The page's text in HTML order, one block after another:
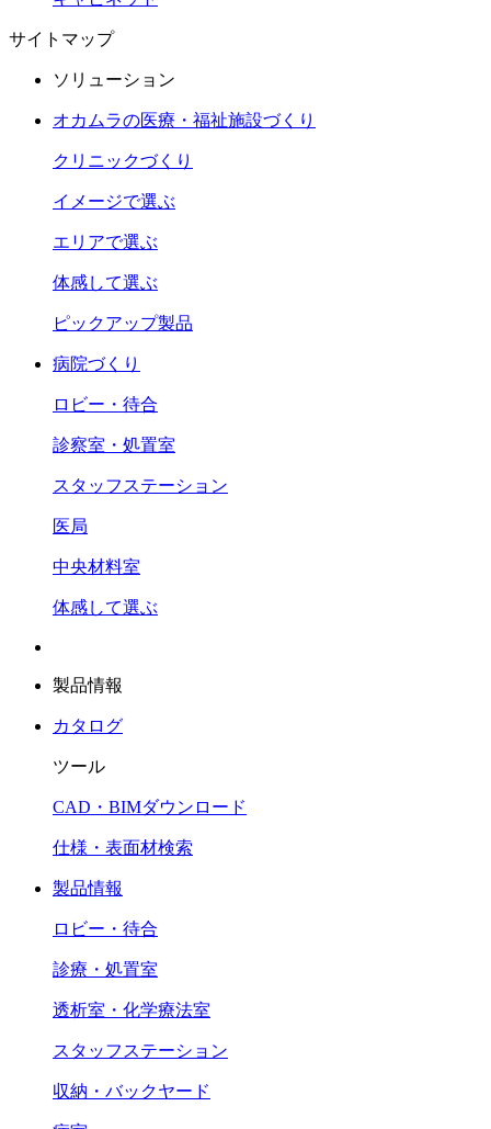
サイトマップ
ソリューション
オカムラの医療・福祉施設づくり
クリニックづくり
イメージで選ぶ
エリアで選ぶ
体感して選ぶ
ピックアップ製品
病院づくり
ロビー・待合
診察室・処置室
スタッフステーション
医局
中央材料室
体感して選ぶ
製品情報
カタログ
ツール
CAD・BIMダウンロード
仕様・表面材検索
製品情報
ロビー・待合
診療・処置室
透析室・化学療法室
スタッフステーション
収納・バックヤード